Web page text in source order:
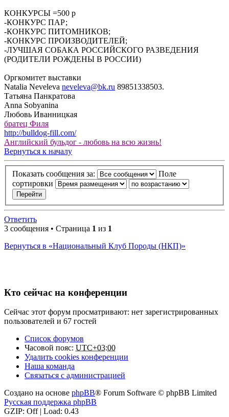
КОНКУРСЫ =500 р
-КОНКУРС ПАР;
-КОНКУРС ПИТОМНИКОВ;
-КОНКУРС ПРОИЗВОДИТЕЛЕЙ;
-ЛУЧШАЯ СОБАКА РОССИЙСКОГО РАЗВЕДЕНИЯ
(РОДИТЕЛИ РОЖДЕНЫ В РОССИИ)
Оргкомитет выставки
Natalia Neveleva neveleva@bk.ru 89851338503.
Татьяна Панкратова
Anna Sobyanina
Любовь Иванницкая
братец Филя
http://bulldog-fill.com/
Английский бульдог - любовь на всю жизнь!
Вернуться к началу
Показать сообщения за:
Поле
сортировки
Ответить
3 сообщения • Страница 1 из 1
Вернуться в «Национальный Клуб Породы (НКП)»
Кто сейчас на конференции
Сейчас этот форум просматривают: нет зарегистрированных
пользователей и 67 гостей
Список форумов
Часовой пояс: UTC+03:00
Удалить cookies конференции
Наша команда
Связаться с администрацией
Создано на основе phpBB® Forum Software © phpBB Limited
Русская поддержка phpBB
GZIP: Off | Load: 0.43